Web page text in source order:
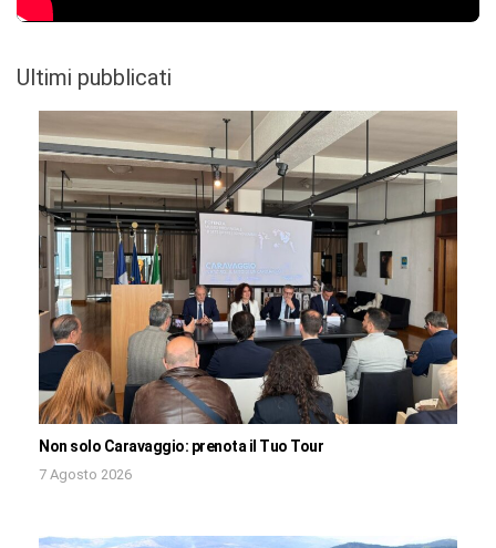
Ultimi pubblicati
Non solo Caravaggio: prenota il Tuo Tour
7 Agosto 2026